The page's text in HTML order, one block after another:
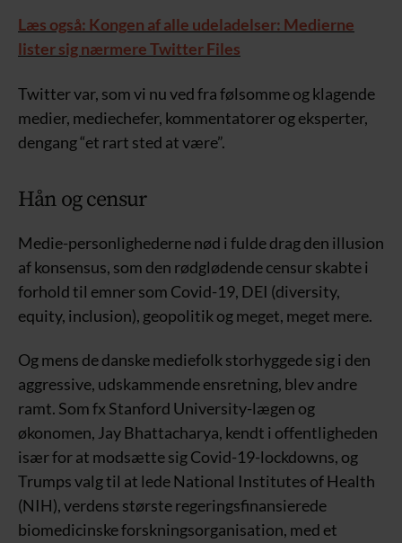
Læs også: Kongen af alle udeladelser: Medierne
lister sig nærmere Twitter Files
Twitter var, som vi nu ved fra følsomme og klagende
medier, mediechefer, kommentatorer og eksperter,
dengang “et rart sted at være”.
Hån og censur
Medie-personlighederne nød i fulde drag den illusion
af konsensus, som den rødglødende censur skabte i
forhold til emner som Covid-19, DEI (diversity,
equity, inclusion), geopolitik og meget, meget mere.
Og mens de danske mediefolk storhyggede sig i den
aggressive, udskammende ensretning, blev andre
ramt. Som fx Stanford University-lægen og
økonomen, Jay Bhattacharya, kendt i offentligheden
især for at modsætte sig Covid-19-lockdowns, og
Trumps valg til at lede National Institutes of Health
(NIH), verdens største regeringsfinansierede
biomedicinske forskningsorganisation, med et